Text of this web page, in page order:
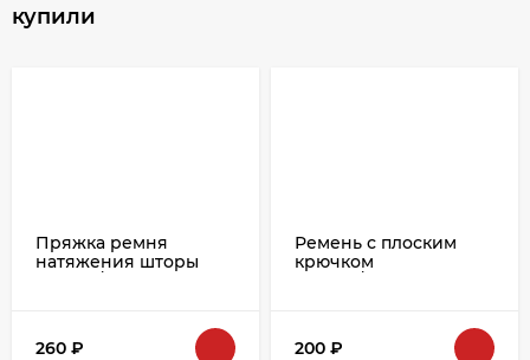
купили
Пряжка ремня
натяжения шторы
260 ₽
Ремень с плоским
крючком
200 ₽